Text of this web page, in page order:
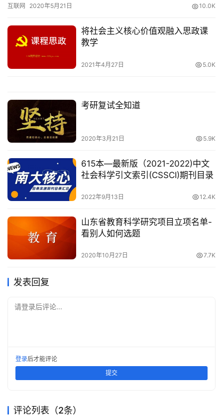
育法》《中华人民共和国高等教育法》《中华人民共和国行政许可
（国务院令第412号），制定本办法。 第二条 独立设置的高等职
业…
互联网 2020年5月21日 10.0K
将社会主义核心价值观融入思政课
教学
2021年4月27日 5.0K
考研复试全知道
2020年3月21日 5.9K
615本—最新版（2021-2022)中文
社会科学引文索引(CSSCI)期刊目录
2022年9月13日 12.4K
山东省教育科学研究项目立项名单-
看别人如何选题
2020年10月27日 7.7K
发表回复
请登录后评论...
登录后才能评论
提交
评论列表（2条）